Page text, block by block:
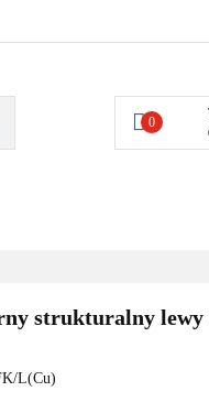
0
strukturalny lewy
L(Cu)